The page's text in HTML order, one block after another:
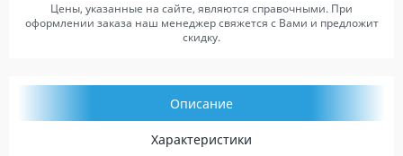
Цены, указанные на сайте, являются справочными. При
оформлении заказа наш менеджер свяжется с Вами и предложит
скидку.
Описание
Характеристики